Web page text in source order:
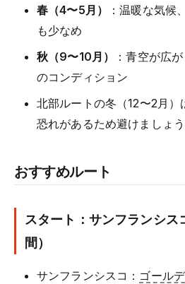
春（4〜5月）
：温暖な気候
も少なめ
秋（9〜10月）
：青空が広
のコンディション
北部ルートの冬（12〜2月
恐れがあるため避けましょう
おすすめルート
スタート：サンフランシス
間）
サンフランシスコ： ゴール